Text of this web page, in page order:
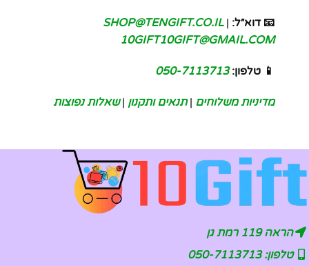
📧 דוא״ל: SHOP@TENGIFT.CO.IL|
10GIFT10GIFT@GMAIL.COM
📱 טלפון: 050-7113713
מדיניות משלוחים |תנאים ותקנון |שאלות נפוצות
הראה 119 רמת גן
טלפון: 050-7113713